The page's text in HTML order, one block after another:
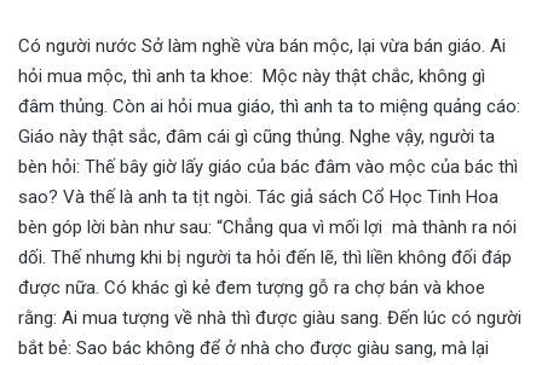
Có người nước Sở làm nghề vừa bán mộc, lại vừa bán giáo. Ai
hỏi mua mộc, thì anh ta khoe: Mộc này thật chắc, không gì
đâm thủng. Còn ai hỏi mua giáo, thì anh ta to miệng quảng cáo:
Giáo này thật sắc, đâm cái gì cũng thủng. Nghe vậy, người ta
bèn hỏi: Thế bây giờ lấy giáo của bác đâm vào mộc của bác thì
sao? Và thế là anh ta tịt ngòi. Tác giả sách Cổ Học Tinh Hoa
bèn góp lời bàn như sau: “Chẳng qua vì mối lợi mà thành ra nói
dối. Thế nhưng khi bị người ta hỏi đến lẽ, thì liền không đối đáp
được nữa. Có khác gì kẻ đem tượng gỗ ra chợ bán và khoe
rằng: Ai mua tượng về nhà thì được giàu sang. Đến lúc có người
bắt bẻ: Sao bác không để ở nhà cho được giàu sang, mà lại